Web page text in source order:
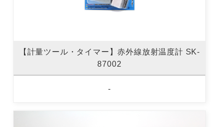
【計量ツール・タイマー】赤外線放射温度計 SK-
87002
-